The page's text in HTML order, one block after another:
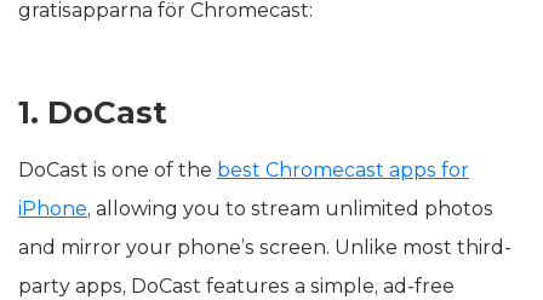
gratisapparna för Chromecast:
1. DoCast
DoCast is one of the best Chromecast apps for
iPhone, allowing you to stream unlimited photos
and mirror your phone’s screen. Unlike most third-
party apps, DoCast features a simple, ad-free